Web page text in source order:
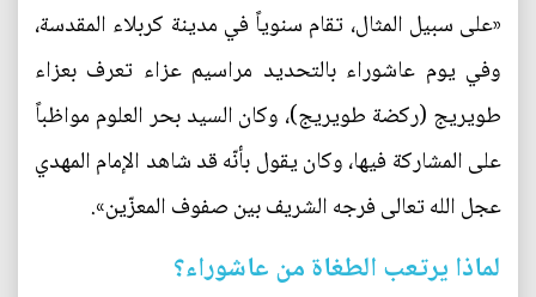
«على سبيل المثال، تقام سنوياً في مدينة كربلاء المقدسة،
وفي يوم عاشوراء بالتحديد مراسيم عزاء تعرف بعزاء
طويريج (ركضة طويريج)، وكان السيد بحر العلوم مواظباً
على المشاركة فيها، وكان يقول بأنّه قد شاهد الإمام المهدي
عجل الله تعالى فرجه الشريف بين صفوف المعزّين».
لماذا يرتعب الطغاة من عاشوراء؟